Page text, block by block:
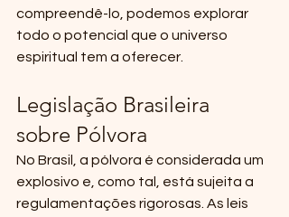
compreendê-lo, podemos explorar
todo o potencial que o universo
espiritual tem a oferecer.
Legislação Brasileira
sobre Pólvora
No Brasil, a pólvora é considerada um
explosivo e, como tal, está sujeita a
regulamentações rigorosas. As leis